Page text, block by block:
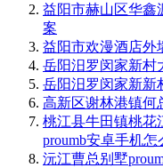
益阳市赫山区华鑫
案
益阳市欢漫酒店外
岳阳汨罗闵家新村
岳阳汨罗闵家新新
高新区谢林港镇何
桃江县牛田镇桃花
proumb安卓手机怎
沅江曹总别墅